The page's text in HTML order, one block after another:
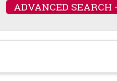
ADVANCED SEARCH